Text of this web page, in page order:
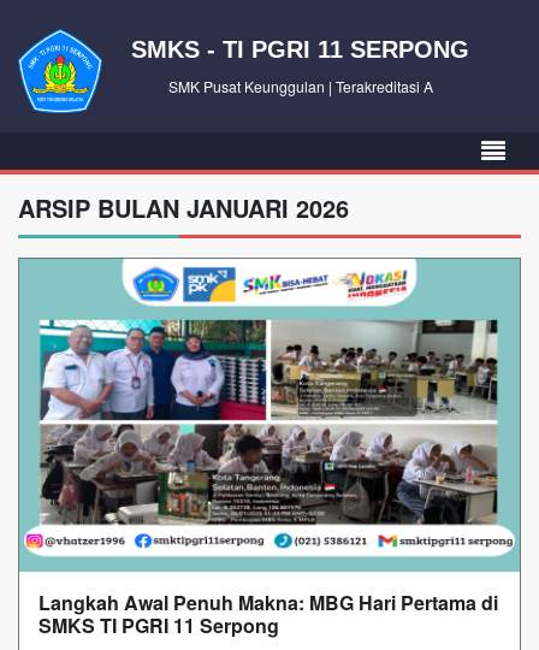
SMKS - TI PGRI 11 SERPONG
SMK Pusat Keunggulan | Terakreditasi A
ARSIP BULAN JANUARI 2026
Langkah Awal Penuh Makna: MBG Hari Pertama di
SMKS TI PGRI 11 Serpong